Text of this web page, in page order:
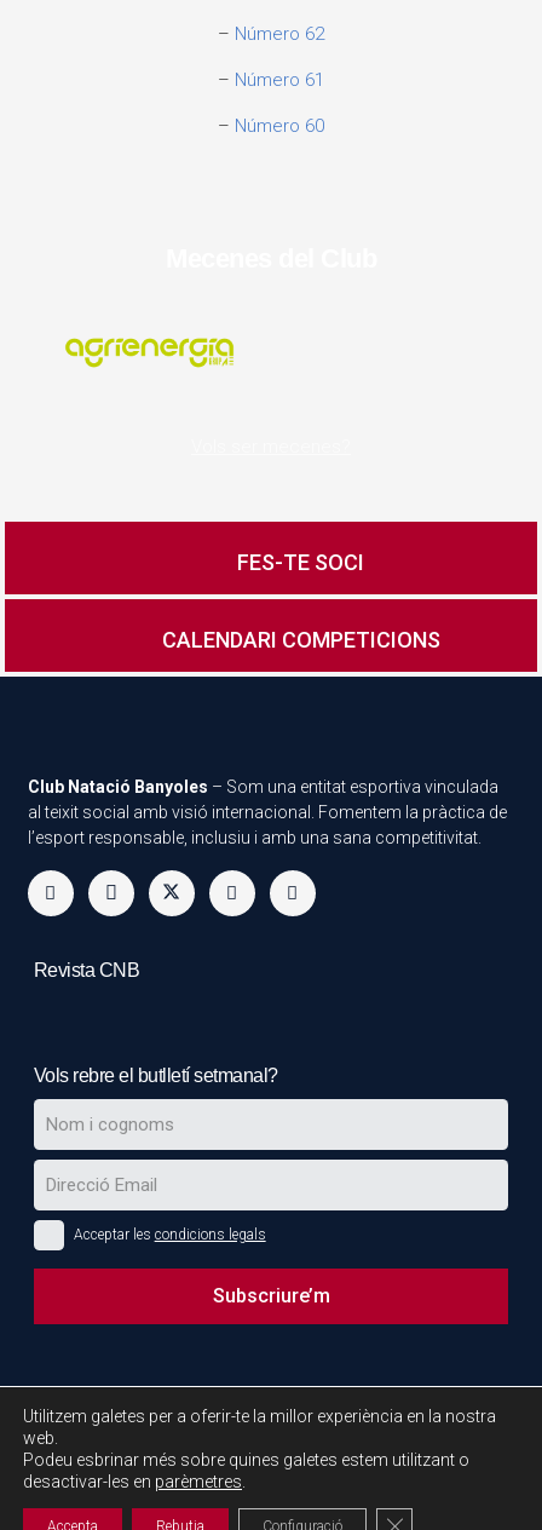
– Número 62
– Número 61
– Número 60
FES-TE SOCI
CALENDARI COMPETICIONS
Club Natació Banyoles – Som una entitat esportiva vinculada
al teixit social amb visió internacional. Fomentem la pràctica de
l’esport responsable, inclusiu i amb una sana competitivitat.
Revista CNB
Vols rebre el butlletí setmanal?
Acceptar les condicions legals
Subscriure’m
field
should
be
left
blank
Utilitzem galetes per a oferir-te la millor experiència en la nostra
web.
Podeu esbrinar més sobre quines galetes estem utilitzant o
desactivar-les en parèmetres
Accepta Rebutja Configuració Tanca el bàner de